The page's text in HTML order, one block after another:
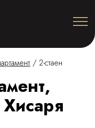
/2-стаен